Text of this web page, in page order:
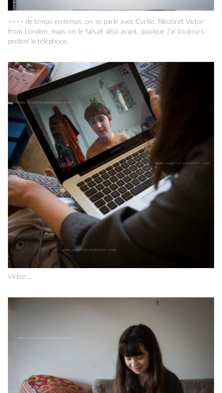
>>>> de temps en temps, on se parle avec Cyrille, Nicola et Victor
from London, mais on le faisait déjà avant, quoique j'ai toujours
préféré le téléphone.
Victor....